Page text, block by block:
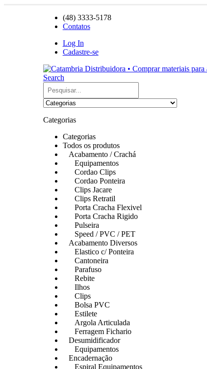
(48) 3333-5178
Contatos
Log In
Cadastre-se
Search
Categorias
Categorias
Todos os produtos
Acabamento / Crachá
Equipamentos
Cordao Clips
Cordao Ponteira
Clips Jacare
Clips Retratil
Porta Cracha Flexivel
Porta Cracha Rigido
Pulseira
Speed / PVC / PET
Acabamento Diversos
Elastico c/ Ponteira
Cantoneira
Parafuso
Rebite
Ilhos
Clips
Bolsa PVC
Estilete
Argola Articulada
Ferragem Fichario
Desumidificador
Equipamentos
Encadernação
Espiral Equipamentos